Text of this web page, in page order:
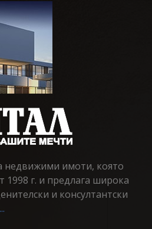
недвижими имоти, която
1998 г. и предлага широка
и консултантски